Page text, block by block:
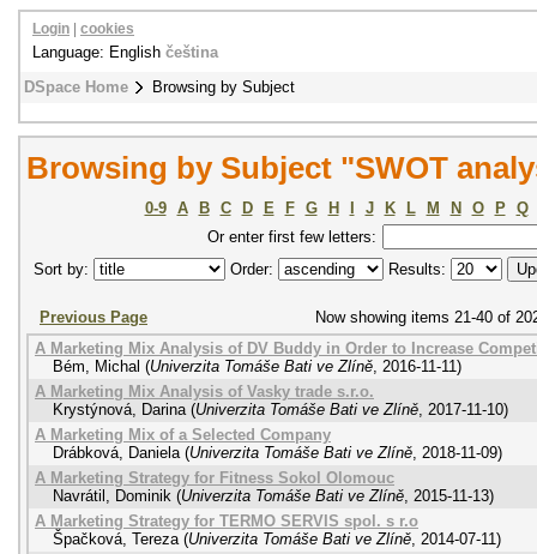
DSpace Home Browsing by Subject
Login cookies
Language: English čeština
Browsing by Subject "SWOT
0-9 A B C D E F G H J K L M N O P
Q
Or enter first few letters:
Sort by:
Order: Results:
Previous Page
Now showing items 21-40 of
A Marketing Mix Analysis of DV Buddy in Order to Increase
Bém, Michal (Univerzita Tomáše Bati ve Zlíně, 2016-11-11)
A Marketing Mix Analysis of Vasky trade s.r.o.
Krystýnová, Darina (Univerzita Tomáše Bati ve Zlíně, 2017-11-10)
A Marketing Mix of a Selected Company
Drábková, Daniela (Univerzita Tomáše Bati ve Zlíně, 2018-11-09)
A Marketing Strategy for Fitness Sokol Olomouc
Navrátil, Dominik (Univerzita Tomáše Bati ve Zlíně, 2015-11-13)
A Marketing Strategy for TERMO SERVIS spol. s r.o
Špačková, Tereza (Univerzita Tomáše Bati ve Zlíně, 2014-07-11)